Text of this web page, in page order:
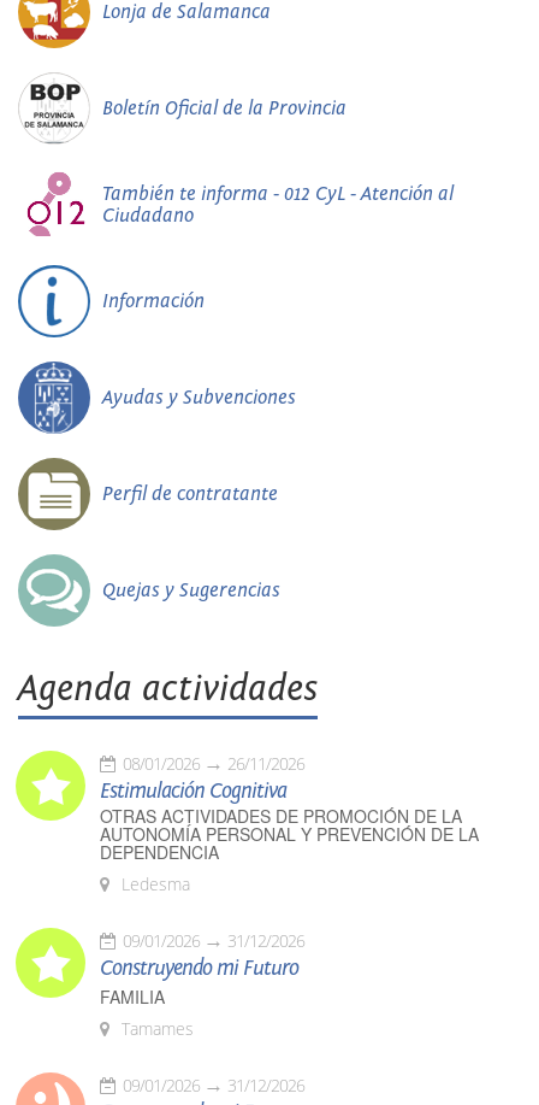
Lonja de Salamanca
Boletín Oficial de la Provincia
También te informa - 012 CyL - Atención al
Ciudadano
Información
Ayudas y Subvenciones
Perfil de contratante
Quejas y Sugerencias
Agenda actividades
08/01/2026 26/11/2026
Estimulación Cognitiva
OTRAS ACTIVIDADES DE PROMOCIÓN DE LA
AUTONOMÍA PERSONAL Y PREVENCIÓN DE LA
DEPENDENCIA
Ledesma
09/01/2026 31/12/2026
Construyendo mi Futuro
FAMILIA
Tamames
09/01/2026 31/12/2026